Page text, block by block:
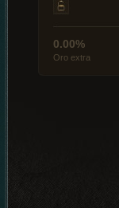
0.00%
Oro extra